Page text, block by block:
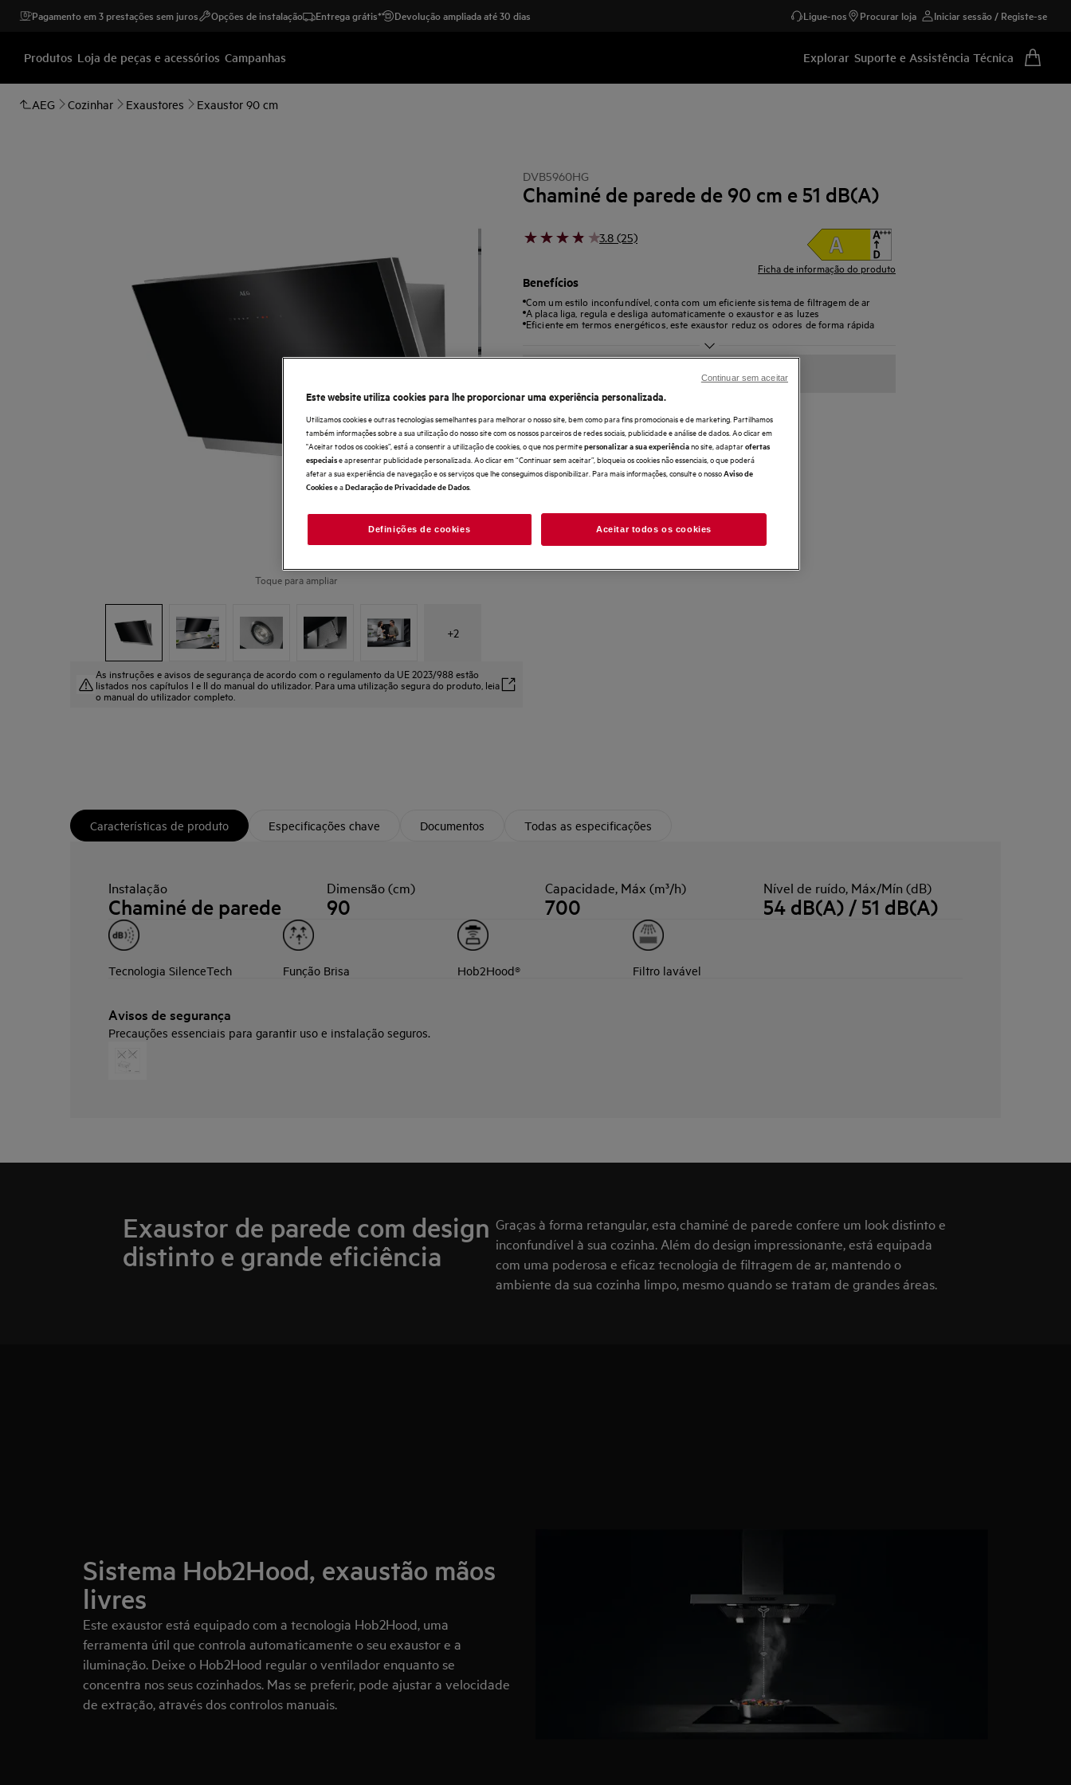
Pagamento em 3 prestações sem juros Opções de instalação Entrega grátis* Devolução ampliada até 30 dias Ligue-nos Procurar loja Iniciar sessão / Registe-se
Produtos Loja de peças e acessórios Campanhas Explorar Suporte e Assistência Técnica
AEG Cozinhar Exaustores Exaustor 90 cm
Toque para ampliar
+2
As instruções e avisos de segurança de acordo com o regulamento da UE 2023/988 estão
listados nos capítulos I e II do manual do utilizador. Para uma utilização segura do produto, leia
o manual do utilizador completo.
DVB5960HG
Chaminé de parede de 90 cm e 51 dB(A)
3.8 (25)
Ficha de informação do produto
Benefícios
Com um estilo inconfundível, conta com um eficiente sistema de filtragem de ar
A placa liga, regula e desliga automaticamente o exaustor e as luzes
Eficiente em termos energéticos, este exaustor reduz os odores de forma rápida
Características de produto Especificações chave Documentos Todas as especificações
Instalação
Chaminé de parede
Dimensão (cm)
90
Capacidade, Máx (m³/h)
700
Nível de ruído, Máx/Mín (dB)
54 dB(A) / 51 dB(A)
Tecnologia SilenceTech Função Brisa Hob2Hood® Filtro lavável
Avisos de segurança
Precauções essenciais para garantir uso e instalação seguros.
Exaustor de parede com design
distinto e grande eficiência
Graças à forma retangular, esta chaminé de parede confere um look distinto e
inconfundível à sua cozinha. Além do design impressionante, está equipada
com uma poderosa e eficaz tecnologia de filtragem de ar, mantendo o
ambiente da sua cozinha limpo, mesmo quando se tratam de grandes áreas.
Sistema Hob2Hood, exaustão mãos
livres
Este exaustor está equipado com a tecnologia Hob2Hood, uma
ferramenta útil que controla automaticamente o seu exaustor e a
iluminação. Deixe o Hob2Hood regular o ventilador enquanto se
concentra nos seus cozinhados. Mas se preferir, pode ajustar a velocidade
de extração, através dos controlos manuais.
Este website utiliza cookies para lhe proporcionar uma experiência personalizada.
Utilizamos cookies e outras tecnologias semelhantes para melhorar o nosso site, bem como para fins promocionais e de marketing. Partilhamos
também informações sobre a sua utilização do nosso site com os nossos parceiros de redes sociais, publicidade e análise de dados. Ao clicar em
"Aceitar todos os cookies”, está a consentir a utilização de cookies, o que nos permitepersonalizar a sua experiênciano site, adaptarofertas
especiaise apresentar publicidade personalizada. Ao clicar em “Continuar sem aceitar”, bloqueia os cookies não essenciais, o que poderá
afetar a sua experiência de navegação e os serviços que lhe conseguimos disponibilizar. Para mais informações, consulte o nossoAviso de
Cookiese aDeclaração de Privacidade de Dados
Definições de cookies Aceitar todos os cookies
Continuar sem aceitar